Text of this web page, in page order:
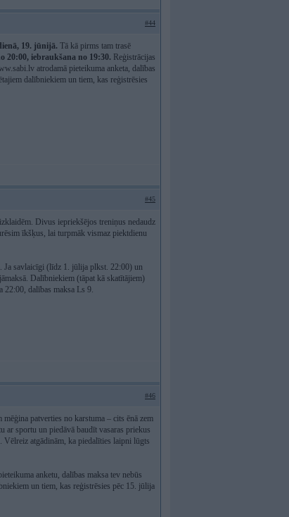
#44
19. jūnijā. Tā kā pirms tam trasē
20:00, iebraukšana no 19:30. Reģistrācijas
atrodamā pieteikuma anketa, dalības
dalībniekiem un tiem, kas reģistrēsies
#45
Divus iepriekšējos treniņus nedaudz
īkšķus, lai turpmāk vismaz piektdienu
Ja savlaicīgi (līdz 1. jūlija plkst. 22:00) un
Dalībniekiem (tāpat kā skatītājiem)
22:00, dalības maksa Ls 9.
#46
mēģina patverties no karstuma – cits ēnā zem
ar sportu un piedāvā baudīt vasaras priekus
atgādinām, ka piedalīties laipni lūgts
anketu, dalības maksa tev nebūs
un tiem, kas reģistrēsies pēc 15. jūlija